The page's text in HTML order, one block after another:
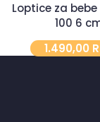
Loptice za
100 6
1.490,00